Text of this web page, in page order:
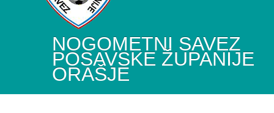
NOGOMETNI SAVEZ
POSAVSKE ŽUPANIJE
ORAŠJE